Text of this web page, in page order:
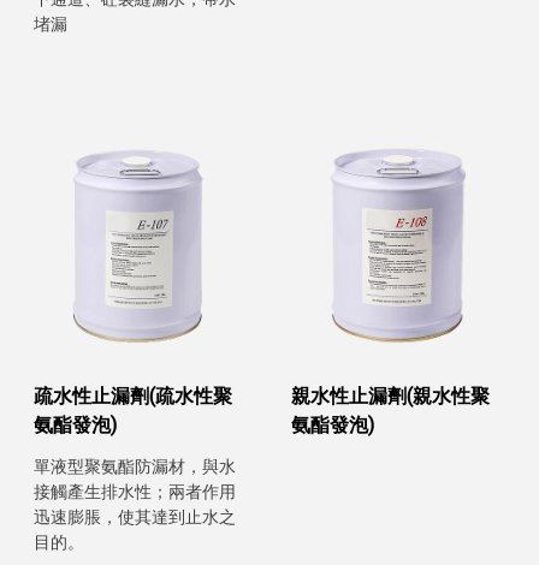
堵漏
疏水性止漏劑(疏水性聚
氨酯發泡)
單液型聚氨酯防漏材，與水
接觸產生排水性；兩者作用
迅速膨脹，使其達到止水之
目的。
親水性止漏劑(親水性聚
氨酯發泡)